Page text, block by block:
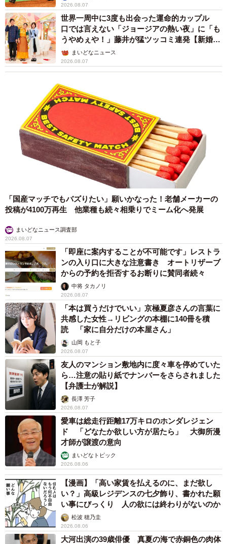
玄関の位置が原因です。右側のC家の玄関は左に向かって、
左側のお隣さん家の玄関は右に向かって開口部が開いてお
り、偶然ドアを開けるタイミングが重なることが続くと
「また顔を合わせなきゃいけないかも……そもそも人のお
宅の玄関の中なんて見たくないのに！」と感じてしまうよ
うになったのだとか。
「素敵！」と思ったポイントが入居後に「不便……」なポ
イントに代わってしまうなんて、ショックですね。
2026.08.07
世界一周中に3度も出会った運命的カップル
口では言えない「ジョージアの熱い夜」に「も
うやめぇや！」藤井が猛ツッコミ連発【新婚さ
ん】まいどなニュース
2026.08.07
「国産マッチでもバズりたい」願いかなった！老舗メーカーの
投稿が4100万再生 他業種も続々相乗りでミーム化へ発展
まいどなニュース調査部
2026.08.07
「即座に案内することが不可能です」レストラ
ンの入り口に大きな注意書き オートリザーブ
からの予約を拒否するお断りに賛同者続々
中将 タカノリ
2026.08.07
「本は買うだけでいい」京極夏彦さんの言葉に
共感した女性→リビングの本棚に140冊を積
読 「家に自分だけの本屋さん」
山岡 もと子
2026.08.07
友人のマンション敷地内に度々車を停めていた
ら…注意の貼り紙でナンバーをさらされました
【弁護士が解説】
長澤 芳子
2026.08.07
愛車は総走行距離17万キロのホンダレジェン
ド 「どなたか欲しい方が居たら」 大御所漫
才師が譲渡の意向
まいどなトピック
2026.08.06
【漫画】「高い家賃を払えるのに、まだ欲し
い？」高級レジデンスの七夕飾り、書かれた願
い事にびっくり 人の欲には終わりがないのか
松波 穂乃圭
2026.08.06
大河出演の39歳俳優 真夏の海で赤銅色の肉体